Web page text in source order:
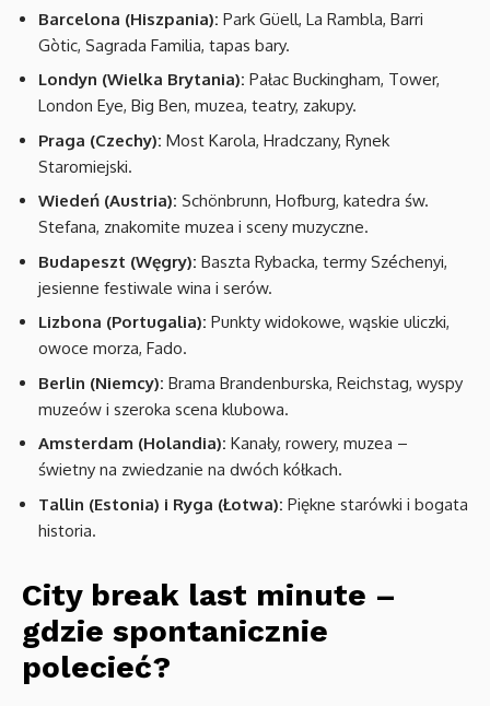
Barcelona (Hiszpania): Park Güell, La Rambla, Barri
Gòtic, Sagrada Familia, tapas bary.
Londyn (Wielka Brytania): Pałac Buckingham, Tower,
London Eye, Big Ben, muzea, teatry, zakupy.
Praga (Czechy): Most Karola, Hradczany, Rynek
Staromiejski.
Wiedeń (Austria): Schönbrunn, Hofburg, katedra św.
Stefana, znakomite muzea i sceny muzyczne.
Budapeszt (Węgry): Baszta Rybacka, termy Széchenyi,
jesienne festiwale wina i serów.
Lizbona (Portugalia): Punkty widokowe, wąskie uliczki,
owoce morza, Fado.
Berlin (Niemcy): Brama Brandenburska, Reichstag, wyspy
muzeów i szeroka scena klubowa.
Amsterdam (Holandia): Kanały, rowery, muzea –
świetny na zwiedzanie na dwóch kółkach.
Tallin (Estonia) i Ryga (Łotwa): Piękne starówki i bogata
historia.
City break last minute –
gdzie spontanicznie
polecieć?